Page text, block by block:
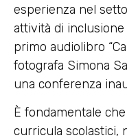
esperienza nel
attività di
primo audiolibro
fotografa Simona
una conferenza
È fondamentale
curricula scolastici,